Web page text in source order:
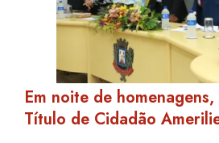
Em noite de
Título de Cidadão